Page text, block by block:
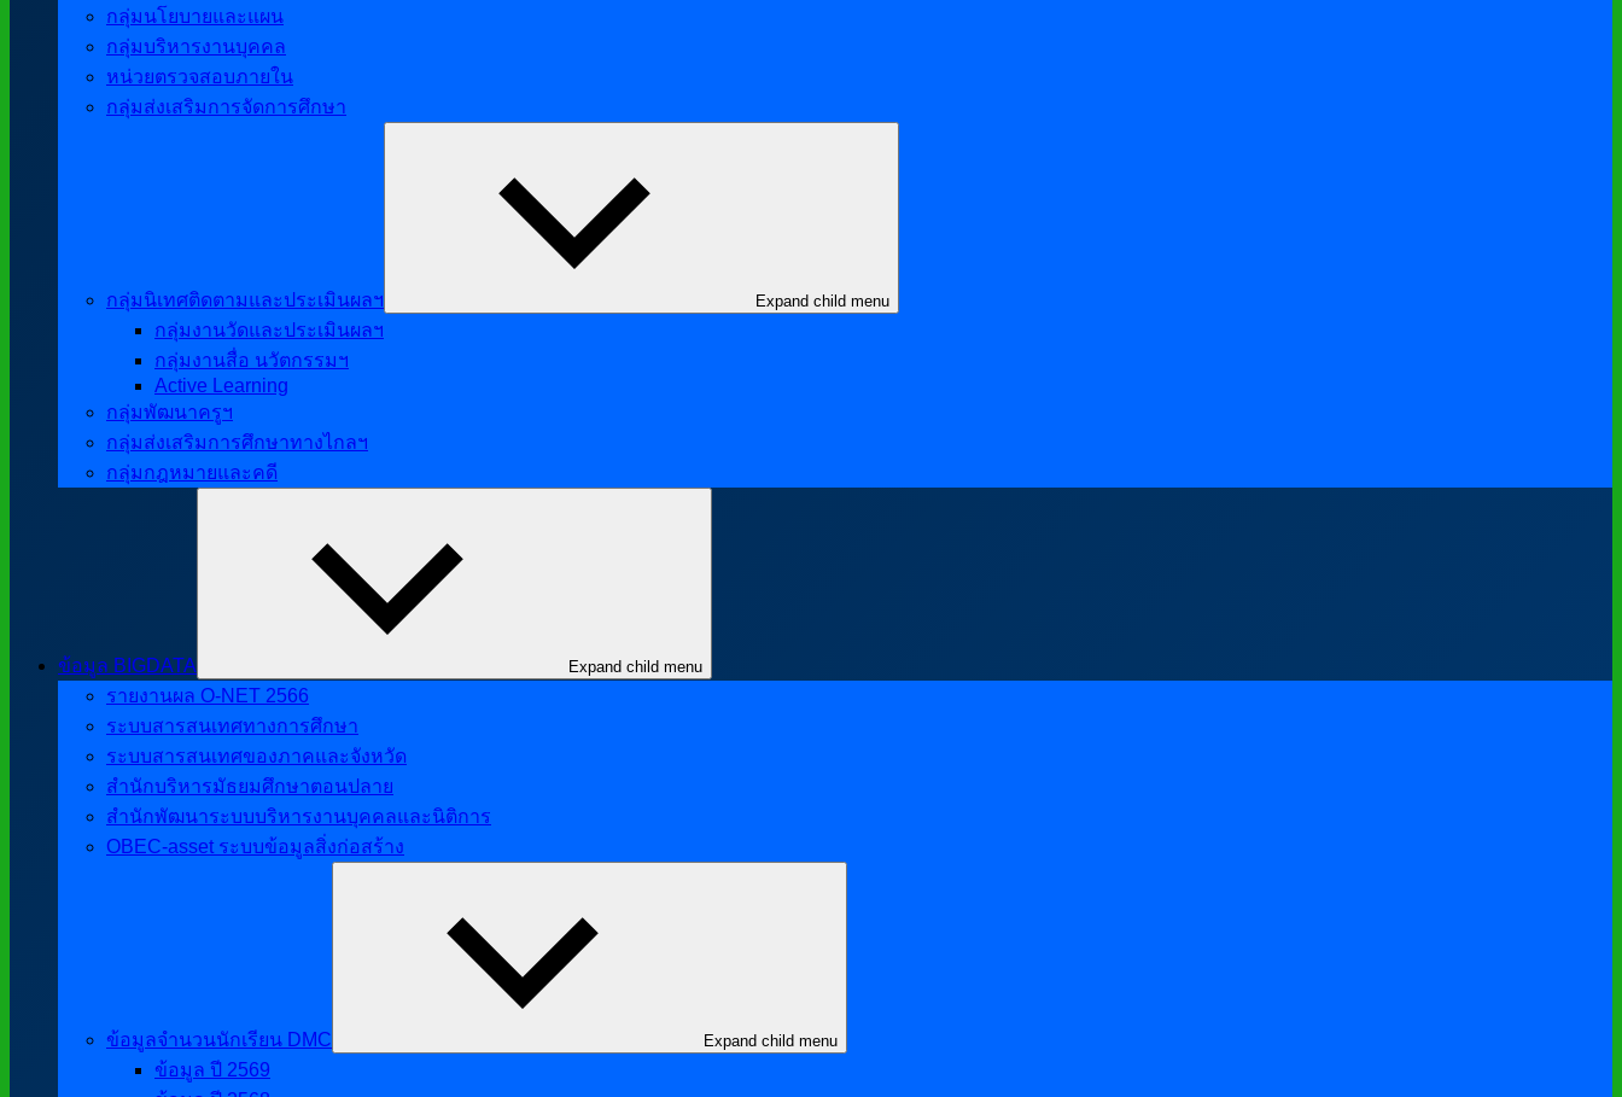
กลุ่มนโยบายและแผน
กลุ่มบริหารงานบุคคล
หน่วยตรวจสอบภายใน
กลุ่มส่งเสริมการจัดการศึกษา
กลุ่มนิเทศติดตามและประเมินผลฯ Expand child menu
กลุ่มงานวัดและประเมินผลฯ
กลุ่มงานสื่อ นวัตกรรมฯ
Active Learning
กลุ่มพัฒนาครูฯ
กลุ่มส่งเสริมการศึกษาทางไกลฯ
กลุ่มกฎหมายและคดี
ข้อมูล BIGDATA Expand child menu
รายงานผล O-NET 2566
ระบบสารสนเทศทางการศึกษา
ระบบสารสนเทศของภาคและจังหวัด
สำนักบริหารมัธยมศึกษาตอนปลาย
สำนักพัฒนาระบบบริหารงานบุคคลและนิติการ
OBEC-asset ระบบข้อมูลสิ่งก่อสร้าง
ข้อมูลจำนวนนักเรียน DMC Expand child menu
ข้อมูล ปี 2569